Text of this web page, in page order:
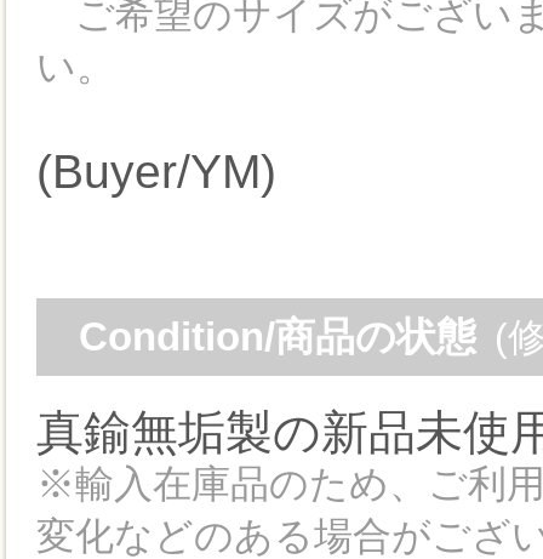
ご希望のサイズがござい
い。
(Buyer/YM)
Condition/商品の状態 (
真鍮無垢製の新品未使
※輸入在庫品のため、ご利
変化などのある場合がござ